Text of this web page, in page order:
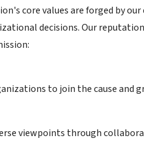
core values are forged by
decisions. Our
to join the cause and
viewpoints through